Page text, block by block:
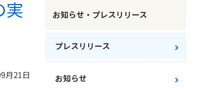
実
月21日
お知らせ・プレスリリース
プレスリリース
お知らせ